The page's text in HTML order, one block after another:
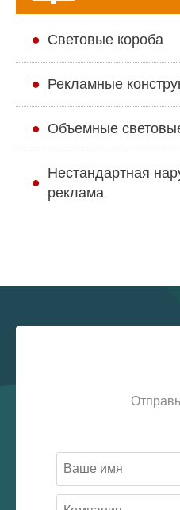
Cветовые короба
Рекламные
Объемные
Нестандартная
реклама